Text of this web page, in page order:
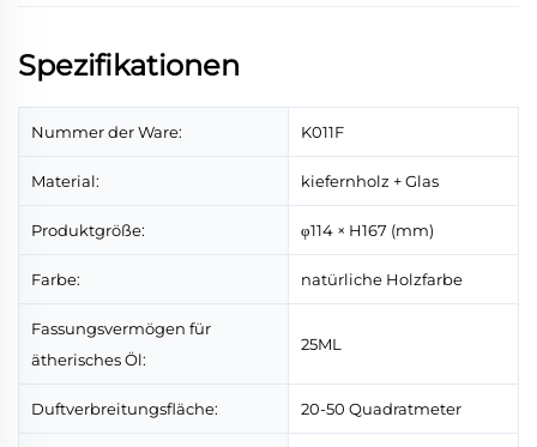
Spezifikationen
Nummer der Ware: K011F
Material: kiefernholz + Glas
Produktgröße: φ114 × H167 (mm)
Farbe: natürliche Holzfarbe
Fassungsvermögen für
ätherisches Öl:
25ML
Duftverbreitungsfläche: 20-50 Quadratmeter